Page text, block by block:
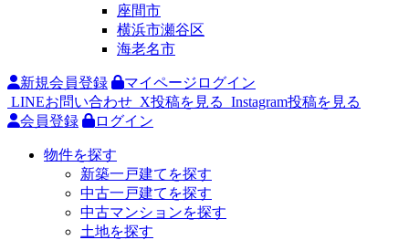
座間市
横浜市瀬谷区
海老名市
新規会員登録
マイページログイン
LINEお問い合わせ X投稿を見る Instagram投稿を見る
会員登録
ログイン
物件を探す
新築一戸建てを探す
中古一戸建てを探す
中古マンションを探す
土地を探す